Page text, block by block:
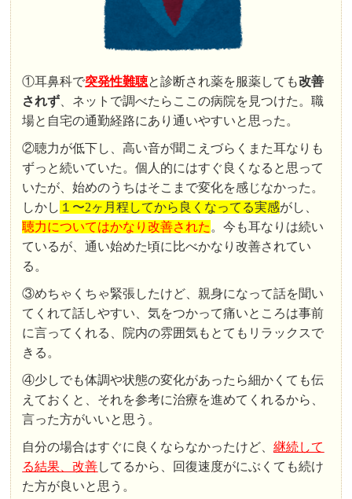
①耳鼻科で突発性難聴と診断され薬を服薬しても改善
されず 、ネットで調べたらここの病院を見つけた。職
場と自宅の通勤経路にあり通いやすいと思った。
②聴力が低下し、高い音が聞こえづらくまた耳なりも
ずっと続いていた。個人的にはすぐ良くなると思って
いたが、始めのうちはそこまで変化を感じなかった。
しかし １〜2ヶ月程してから良くなってる実感がし、
聴力についてはかなり改善された 。今も耳なりは続い
ているが、通い始めた頃に比べかなり改善されてい
る。
③めちゃくちゃ緊張したけど、親身になって話を聞い
てくれて話しやすい、気をつかって痛いところは事前
に言ってくれる、院内の雰囲気もとてもリラックスで
きる。
④少しでも体調や状態の変化があったら細かくても伝
えておくと、それを参考に治療を進めてくれるから、
言った方がいいと思う。
自分の場合はすぐに良くならなかったけど、継続して
る結果、改善してるから、回復速度がにぶくても続け
た方が良いと思う。